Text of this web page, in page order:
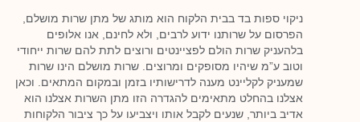
ניקוי ספות בד בבית הלקוח הוא מותג של מתן שרות מושלם,
הפרסום על שרותנו ידוע לרבים, ולא לחינם, אנו אלופים
בלהעניק שרות הולם לפציינטים ורוצים לתת להם שרות ייחודי
וטוב ע”מ שיהיו מסופקים ומרוצים. שרות מושלם הינו שרות
שמעניק לקליינט מענה לדרישותיו בזמן ובמקום המתאים. וכאן
אצלנו בהחלט מתאימים להגדרה הזו מתן השרות אצלנו הוא
אדיב ביותר, שנעים לקבל אותו ויצביעו על כך ציבור הלקוחות